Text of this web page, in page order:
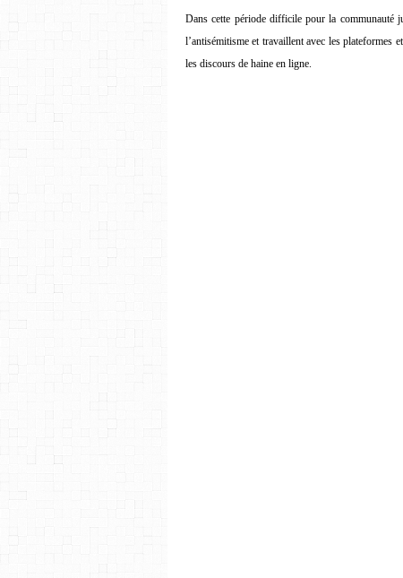
Dans cette période difficile pour la communauté
l’antisémitisme et travaillent avec les plateformes
les discours de haine en ligne.